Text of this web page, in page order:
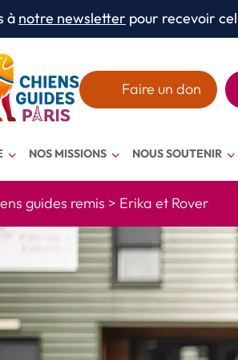
à notre newsletter pour recevoir
Faire un don
NOS MISSIONS NOUS SOUTENIR
guides remis > Erika et Rover